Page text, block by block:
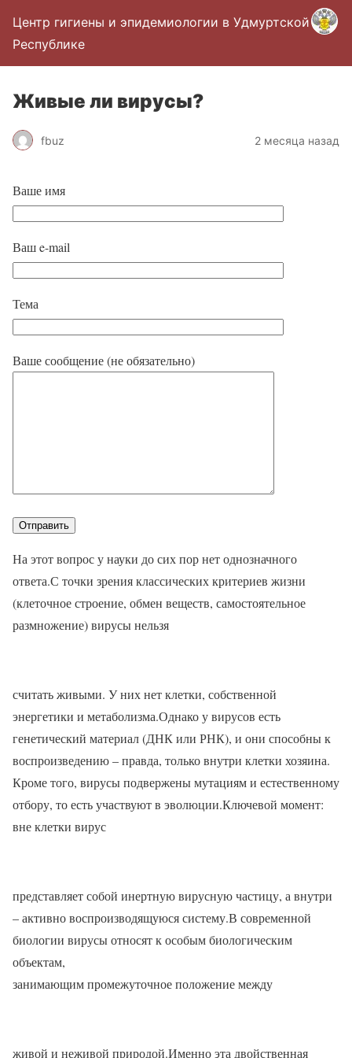
Центр гигиены и эпидемиологии в Удмуртской
Республике
Живые ли вирусы?
fbuz 2 месяца назад
Ваше имя
Ваш e-mail
Тема
Ваше сообщение (не обязательно)
На этот вопрос у науки до сих пор нет однозначного
ответа.С точки зрения классических критериев жизни
(клеточное строение, обмен веществ, самостоятельное
размножение) вирусы нельзя
считать живыми. У них нет клетки, собственной
энергетики и метаболизма.Однако у вирусов есть
генетический материал (ДНК или РНК), и они способны к
воспроизведению – правда, только внутри клетки хозяина.
Кроме того, вирусы подвержены мутациям и естественному
отбору, то есть участвуют в эволюции.Ключевой момент:
вне клетки вирус
представляет собой инертную вирусную частицу, а внутри
– активно воспроизводящуюся систему.В современной
биологии вирусы относят к особым биологическим
объектам,
занимающим промежуточное положение между
живой и неживой природой.Именно эта двойственная